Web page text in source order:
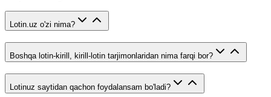
Lotin.uz o'zi nima?
Boshqa lotin-kirill, kirill-lotin tarjimonlaridan nima farqi bor?
Lotinuz saytidan qachon foydalansam bo'ladi?